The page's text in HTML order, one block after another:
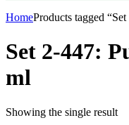
HomeProducts tagged
Set 2-447:
ml
Showing the single result